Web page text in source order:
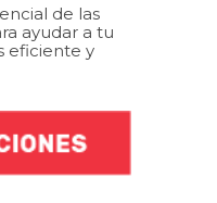
de las
ayudar a tu
eficiente y